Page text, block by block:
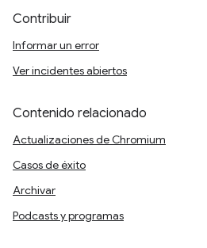
Contribuir
Informar un error
Ver incidentes abiertos
Contenido relacionado
Actualizaciones de Chromium
Casos de éxito
Archivar
Podcasts y programas